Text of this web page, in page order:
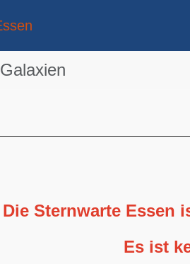
Galaxien
Die Sternwarte Essen
Es ist